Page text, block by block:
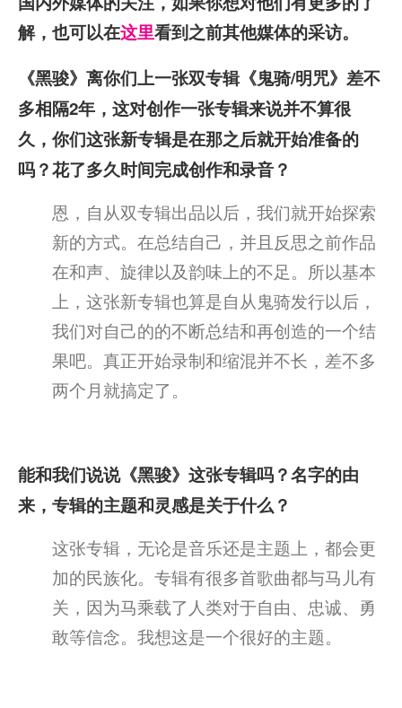
解，也可以在这里看到之前其他媒体的采访。
《黑骏》离你们上一张双专辑《鬼骑/明咒》差不
多相隔2年，这对创作一张专辑来说并不算很
久，你们这张新专辑是在那之后就开始准备的
吗？花了多久时间完成创作和录音？
恩，自从双专辑出品以后，我们就开始探索
新的方式。在总结自己，并且反思之前作品
在和声、旋律以及韵味上的不足。所以基本
上，这张新专辑也算是自从鬼骑发行以后，
我们对自己的的不断总结和再创造的一个结
果吧。真正开始录制和缩混并不长，差不多
两个月就搞定了。
能和我们说说《黑骏》这张专辑吗？名字的由
来，专辑的主题和灵感是关于什么？
这张专辑，无论是音乐还是主题上，都会更
加的民族化。专辑有很多首歌曲都与马儿有
关，因为马乘载了人类对于自由、忠诚、勇
敢等信念。我想这是一个很好的主题。